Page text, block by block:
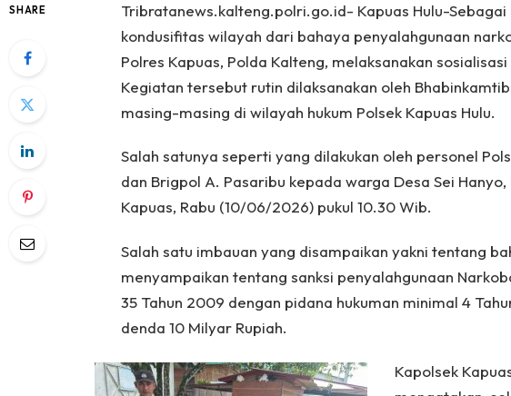
SHARE
Tribratanews.kalteng.polri.go.id- Kapuas Hulu-
kondusifitas wilayah dari bahaya penyalahgunaan
Polres Kapuas, Polda Kalteng, melaksanakan
Kegiatan tersebut rutin dilaksanakan oleh
masing-masing di wilayah hukum Polsek Kapuas Hulu.
Salah satunya seperti yang dilakukan oleh personel
dan Brigpol A. Pasaribu kepada warga Desa Sei
Kapuas, Rabu (10/06/2026) pukul 10.30 Wib.
Salah satu imbauan yang disampaikan yakni tentang
menyampaikan tentang sanksi penyalahgunaan
35 Tahun 2009 dengan pidana hukuman minimal 4
denda 10 Milyar Rupiah.
Kapolsek